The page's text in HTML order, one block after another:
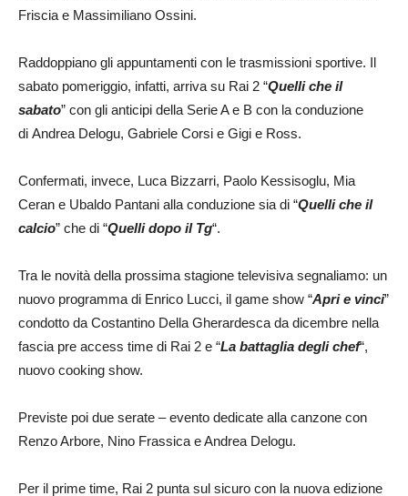
Friscia e Massimiliano Ossini.
Raddoppiano gli appuntamenti con le trasmissioni sportive. Il
sabato pomeriggio, infatti, arriva su Rai 2 “Quelli che il
sabato” con gli anticipi della Serie A e B con la conduzione
di Andrea Delogu, Gabriele Corsi e Gigi e Ross.
Confermati, invece, Luca Bizzarri, Paolo Kessisoglu, Mia
Ceran e Ubaldo Pantani alla conduzione sia di “Quelli che il
calcio” che di “Quelli dopo il Tg“.
Tra le novità della prossima stagione televisiva segnaliamo: un
nuovo programma di Enrico Lucci, il game show “Apri e vinci”
condotto da Costantino Della Gherardesca da dicembre nella
fascia pre access time di Rai 2 e “La battaglia degli chef“,
nuovo cooking show.
Previste poi due serate – evento dedicate alla canzone con
Renzo Arbore, Nino Frassica e Andrea Delogu.
Per il prime time, Rai 2 punta sul sicuro con la nuova edizione